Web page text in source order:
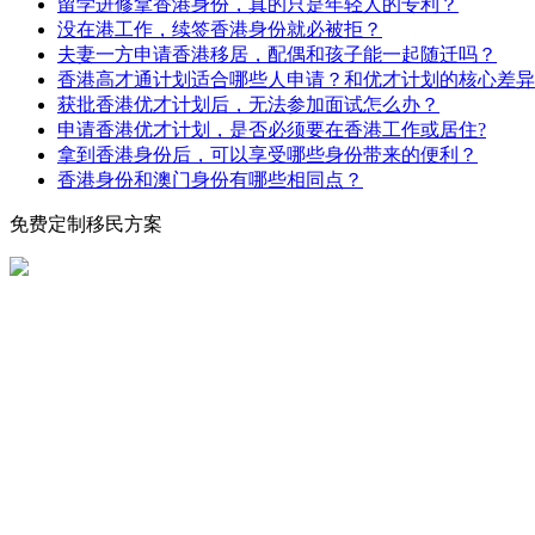
没在港工作，续签香港身份就必被拒？
夫妻一方申请香港移居，配偶和孩子能一起随迁吗？
香港高才通计划适合哪些人申请？和优才计划的核心差
获批香港优才计划后，无法参加面试怎么办？
申请香港优才计划，是否必须要在香港工作或居住?
拿到香港身份后，可以享受哪些身份带来的便利？
香港身份和澳门身份有哪些相同点？
免费定制移民方案